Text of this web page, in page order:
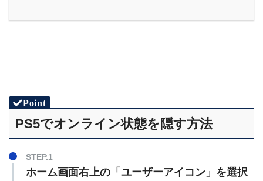
PS5でオンライン状態を隠す方法
STEP.1
ホーム画面右上の「ユーザーアイコン」を選択